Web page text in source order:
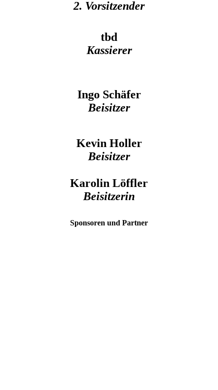
2. Vorsitzender
tbd
Kassierer
Ingo Schäfer
Beisitzer
Kevin Holler
Beisitzer
Karolin Löffler
Beisitzerin
Sponsoren und Partner